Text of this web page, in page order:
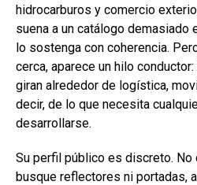
hidrocarburos y comercio
suena a un catálogo demasiado
lo sostenga con coherencia.
cerca, aparece un hilo
giran alrededor de logística,
decir, de lo que necesita
desarrollarse.
Su perfil público es discreto. No
busque reflectores ni portadas,